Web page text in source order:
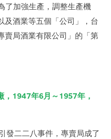
了加強生產，調整生產機
及酒業等五個「公司」，台
賣局酒業有限公司」的「第
，1947年6月～1957年，
發二二八事件，專賣局成了